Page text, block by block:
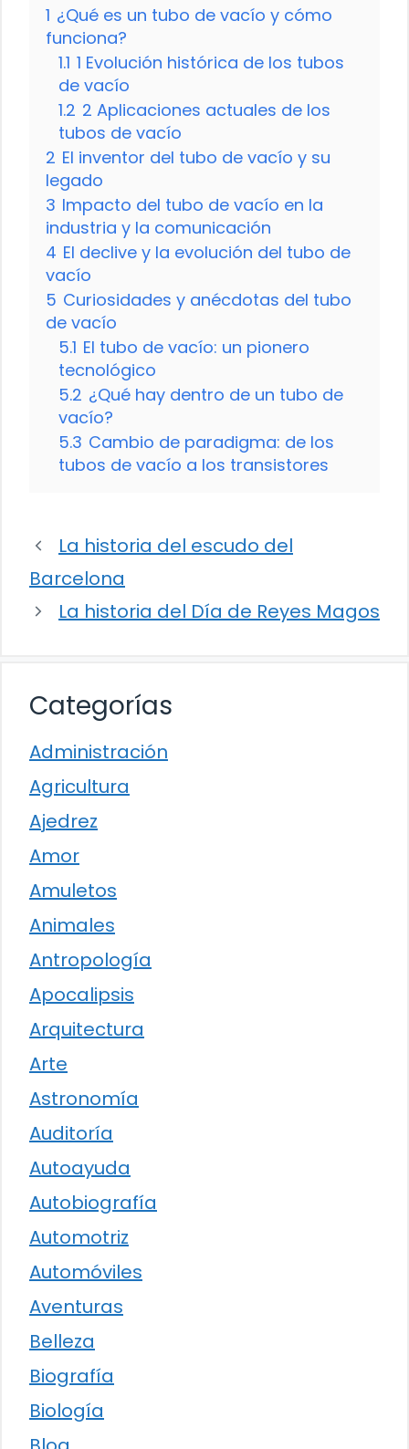
1 ¿Qué es un tubo de vacío y cómo
funciona?
1.1 1 Evolución histórica de los tubos
de vacío
1.2 2 Aplicaciones actuales de los
tubos de vacío
2 El inventor del tubo de vacío y su
legado
3 Impacto del tubo de vacío en la
industria y la comunicación
4 El declive y la evolución del tubo de
vacío
5 Curiosidades y anécdotas del tubo
de vacío
5.1 El tubo de vacío: un pionero
tecnológico
5.2 ¿Qué hay dentro de un tubo de
vacío?
5.3 Cambio de paradigma: de los
tubos de vacío a los transistores
La historia del escudo del
Barcelona
La historia del Día de Reyes Magos
Categorías
Administración
Agricultura
Ajedrez
Amor
Amuletos
Animales
Antropología
Apocalipsis
Arquitectura
Arte
Astronomía
Auditoría
Autoayuda
Autobiografía
Automotriz
Automóviles
Aventuras
Belleza
Biografía
Biología